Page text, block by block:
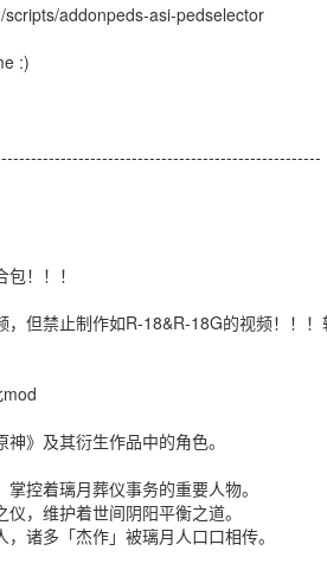
addonpeds-asi-pedselector
:)
！！！
但禁止制作如R-18&R-18G的视频！！
》及其衍生作品中的角色。
掌控着璃月葬仪事务的重要人物。
，维护着世间阴阳平衡之道。
诸多「杰作」被璃月人口口相传。